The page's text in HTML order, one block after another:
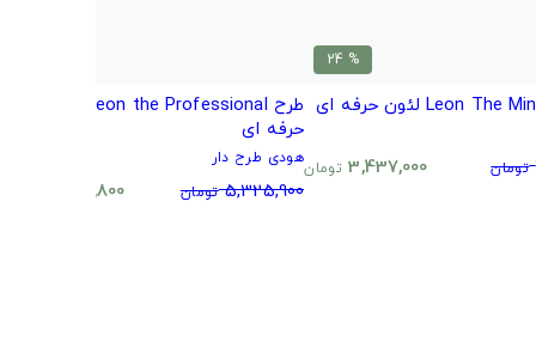
% 24
تومان 3,437,000 تومان
حرفه ای
هودی طرح دار
5,325,900 تومان 4,058,800